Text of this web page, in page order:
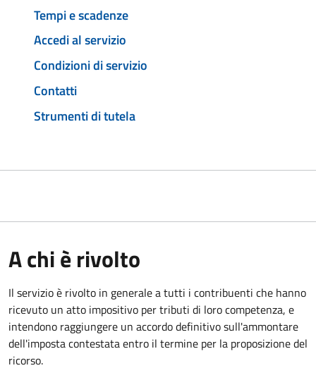
Tempi e scadenze
Accedi al servizio
Condizioni di servizio
Contatti
Strumenti di tutela
A chi è rivolto
Il servizioè rivolto in generale a tutti i contribuenti che hanno
ricevuto un atto impositivo per tributi di loro competenza, e
intendono raggiungere un accordo definitivo sull'ammontare
dell'imposta contestata entro il termine per la proposizione del
ricorso.